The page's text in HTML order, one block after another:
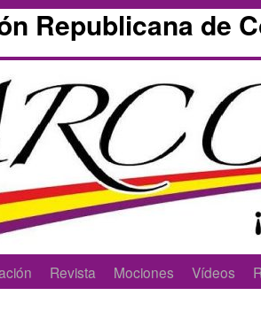
Republicana de
Revista Mociones Vídeos